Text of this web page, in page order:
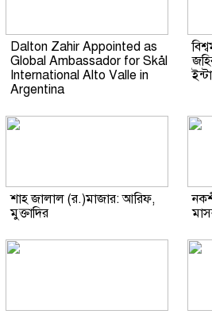
Dalton Zahir Appointed as
Global Ambassador for Skål
International Alto Valle in
Argentina
শাহ জালাল (র.)মাজার: আরিফ,
মুক্তাদির